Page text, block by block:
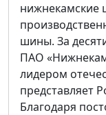
нижнекамские
шины. За
ПАО
лидером
представляет
Благодаря